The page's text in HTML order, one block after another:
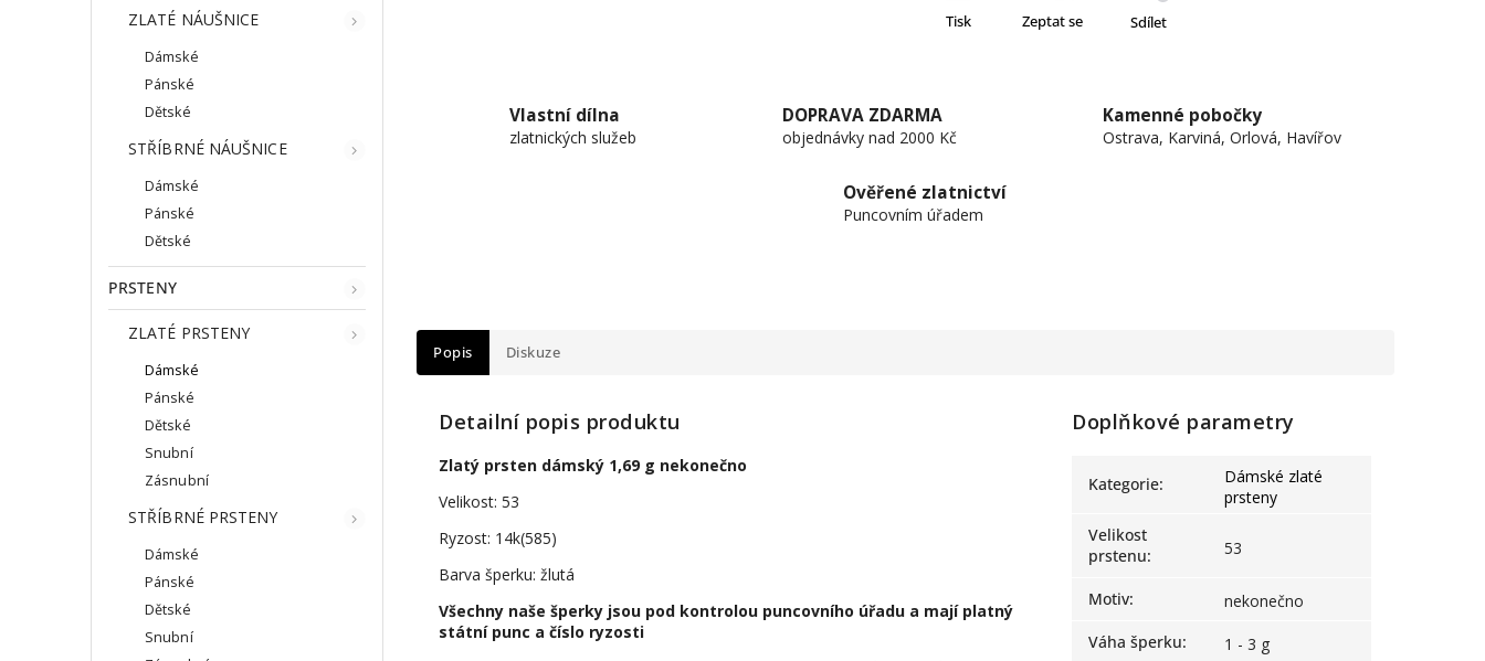
ZLATÉ NÁUŠNICE
Dámské
Pánské
Dětské
STŘÍBRNÉ NÁUŠNICE
Dámské
Pánské
Dětské
PRSTENY
ZLATÉ PRSTENY
Dámské
Pánské
Dětské
Snubní
Zásnubní
STŘÍBRNÉ PRSTENY
Dámské
Pánské
Dětské
Snubní
Tisk Zeptat se Sdílet
Vlastní dílna
zlatnických služeb
DOPRAVA ZDARMA
objednávky nad 2000 Kč
Kamenné pobočky
Ostrava, Karviná, Orlová, Havířov
Ověřené zlatnictví
Puncovním úřadem
Popis Diskuze
Detailní popis produktu
Zlatý prsten dámský 1,69 g nekonečno
Velikost: 53
Ryzost: 14k(585)
Barva šperku: žlutá
Všechny naše šperky jsou pod kontrolou puncovního úřadu a mají platný
státní punc a číslo ryzosti
Doplňkové parametry
Kategorie:
Dámské zlaté
prsteny
Velikost
prstenu: 53
Motiv:
nekonečno
Váha šperku:
1 - 3 g